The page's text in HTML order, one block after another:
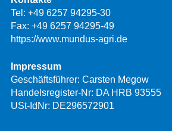
Tel: +49 6257 94295-30
Fax: +49 6257 94295-49
https://www.mundus-agri.de
Impressum
Geschäftsführer: Carsten Megow
Handelsregister-Nr: DA HRB 93555
USt-IdNr: DE296572901